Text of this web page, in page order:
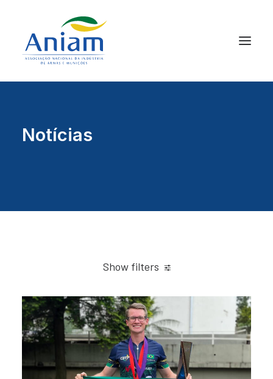
Notícias
Show filters